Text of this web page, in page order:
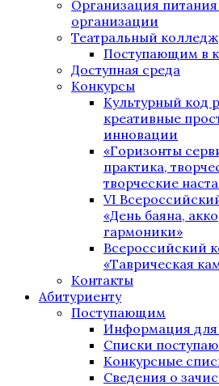
Организация
организации
Театральный колледж
Поступающим в
Доступная среда
Конкурсы
Культурный код
креативные
инновации
«Горизонты
практика,
творческие
VI
«День баяна,
гармоники»
Всероссийский
«Таврическая
Контакты
Абитуриенту
Поступающим
Информация
Списки
Конкурсные
Сведения о